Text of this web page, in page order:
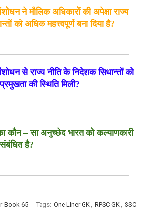
ने मौलिक अधिकारों की अपेक्षा राज्य
को अधिक महत्त्वपूर्ण बना दिया है?
से राज्य नीति के निदेशक सिधान्तों को
की स्थिति मिली?
कौन – सा अनुच्छेद भारत को कल्याणकारी
है?
Book-65 Tags: One LIner GK, RPSC GK, SSC